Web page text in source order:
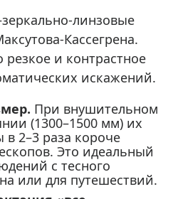
линзовые
Кассегрена.
и контрастное
искажений.
При внушительном
(1300–1500 мм) их
в 2–3 раза короче
Это идеальный
с тесного
или для путешествий.